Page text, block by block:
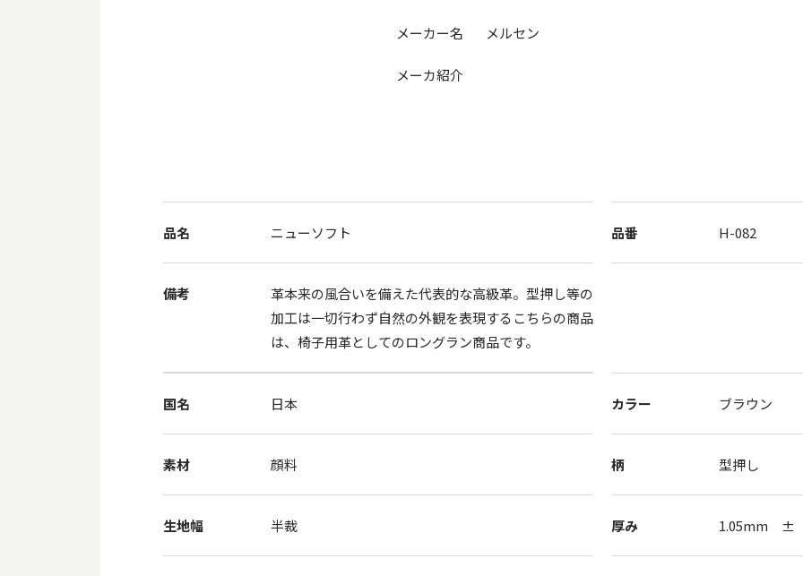
メーカー名 メルセン
メーカ紹介
品名 ニューソフト 品番 H-082
備考
革本来の風合いを備えた代表的な高級革。型押し等の
加工は一切行わず自然の外観を表現するこちらの商品
は、椅子用革としてのロングラン商品です。
国名 日本 カラー ブラウン
素材 顔料 柄 型押し
生地幅 半裁 厚み 1.05mm ±